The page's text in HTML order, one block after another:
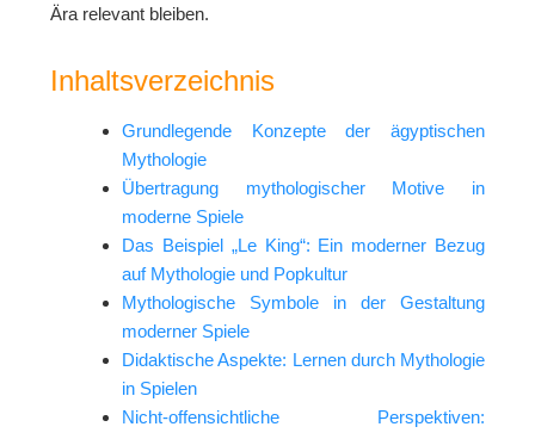
Ära relevant bleiben.
Inhaltsverzeichnis
Grundlegende Konzepte der ägyptischen
Mythologie
Übertragung mythologischer Motive in
moderne Spiele
Das Beispiel „Le King“: Ein moderner Bezug
auf Mythologie und Popkultur
Mythologische Symbole in der Gestaltung
moderner Spiele
Didaktische Aspekte: Lernen durch Mythologie
in Spielen
Nicht-offensichtliche Perspektiven: